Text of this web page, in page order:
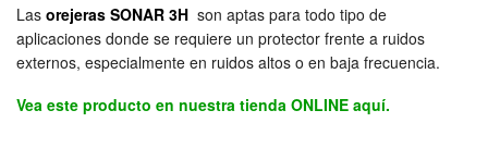
Las orejeras SONAR 3H son aptas para todo tipo de
aplicaciones donde se requiere un protector frente a ruidos
externos, especialmente en ruidos altos o en baja frecuencia.
Vea este producto en nuestra tienda ONLINE aquí.